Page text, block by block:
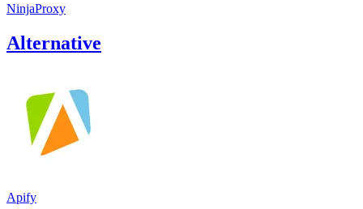
NinjaProxy
Alternative
Apify